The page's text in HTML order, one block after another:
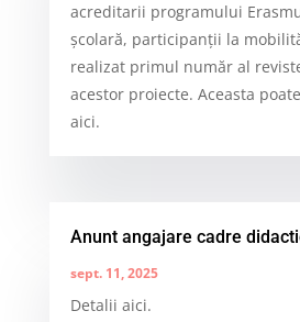
acreditarii programului
școlară, participanții la
realizat primul număr al
acestor proiecte. Aceasta
aici.
Anunt angajare cadre
sept. 11, 2025
Detalii aici.